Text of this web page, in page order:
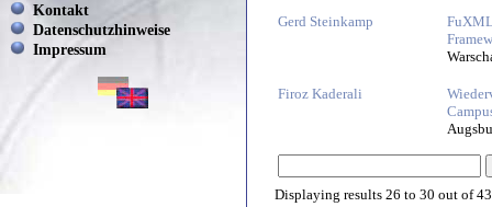
Kontakt
Datenschutzhinweise
Impressum
Gerd Steinkamp
Firoz Kaderali
Displaying results 26 to 30 out of43